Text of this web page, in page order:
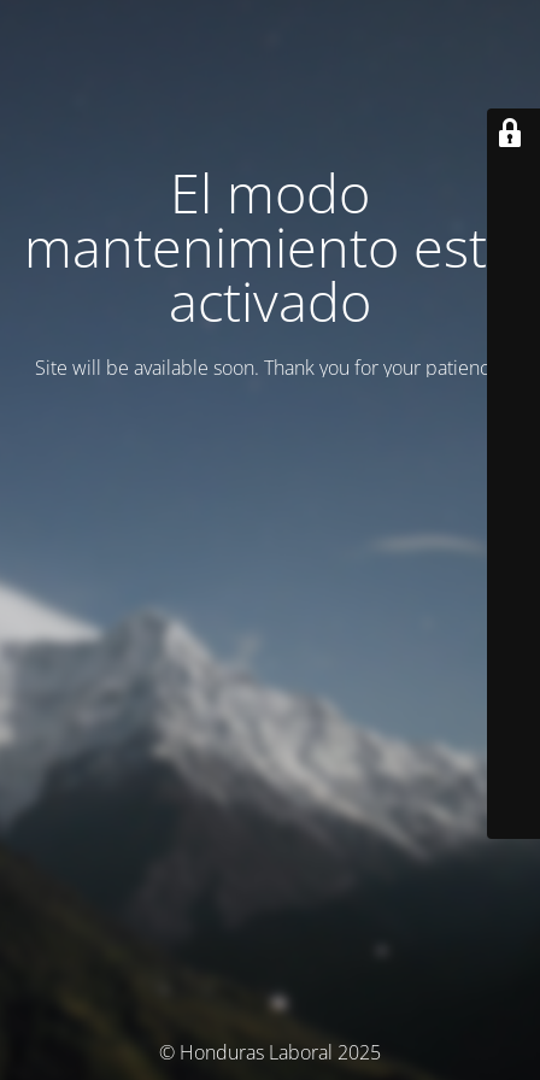
El modo
mantenimiento está
activado
Site will be available soon. Thank you for your patience!
© Honduras Laboral 2025